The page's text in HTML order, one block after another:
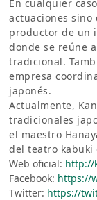
En cualquier
actuaciones
productor de un
donde se reúne
tradicional.
empresa
japonés.
Actualmente,
tradicionales
el maestro
del teatro kabuki
Web oficial: http://
Facebook: https://
Twitter: https://